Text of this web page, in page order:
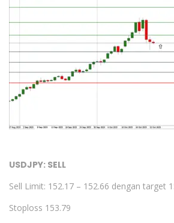
USDJPY: SELL
Sell Limit: 152.17 – 152.66 dengan target
Stoploss 153.79